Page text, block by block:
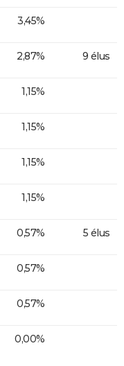
3,45%
2,87% 9 élus
1,15%
1,15%
1,15%
1,15%
0,57% 5 élus
0,57%
0,57%
0,00%